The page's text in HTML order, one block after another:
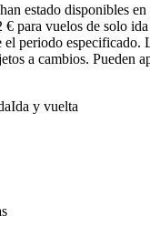
estado disponibles
€ para vuelos de solo
el periodo especificado.
a cambios. Pueden
Ida y vuelta